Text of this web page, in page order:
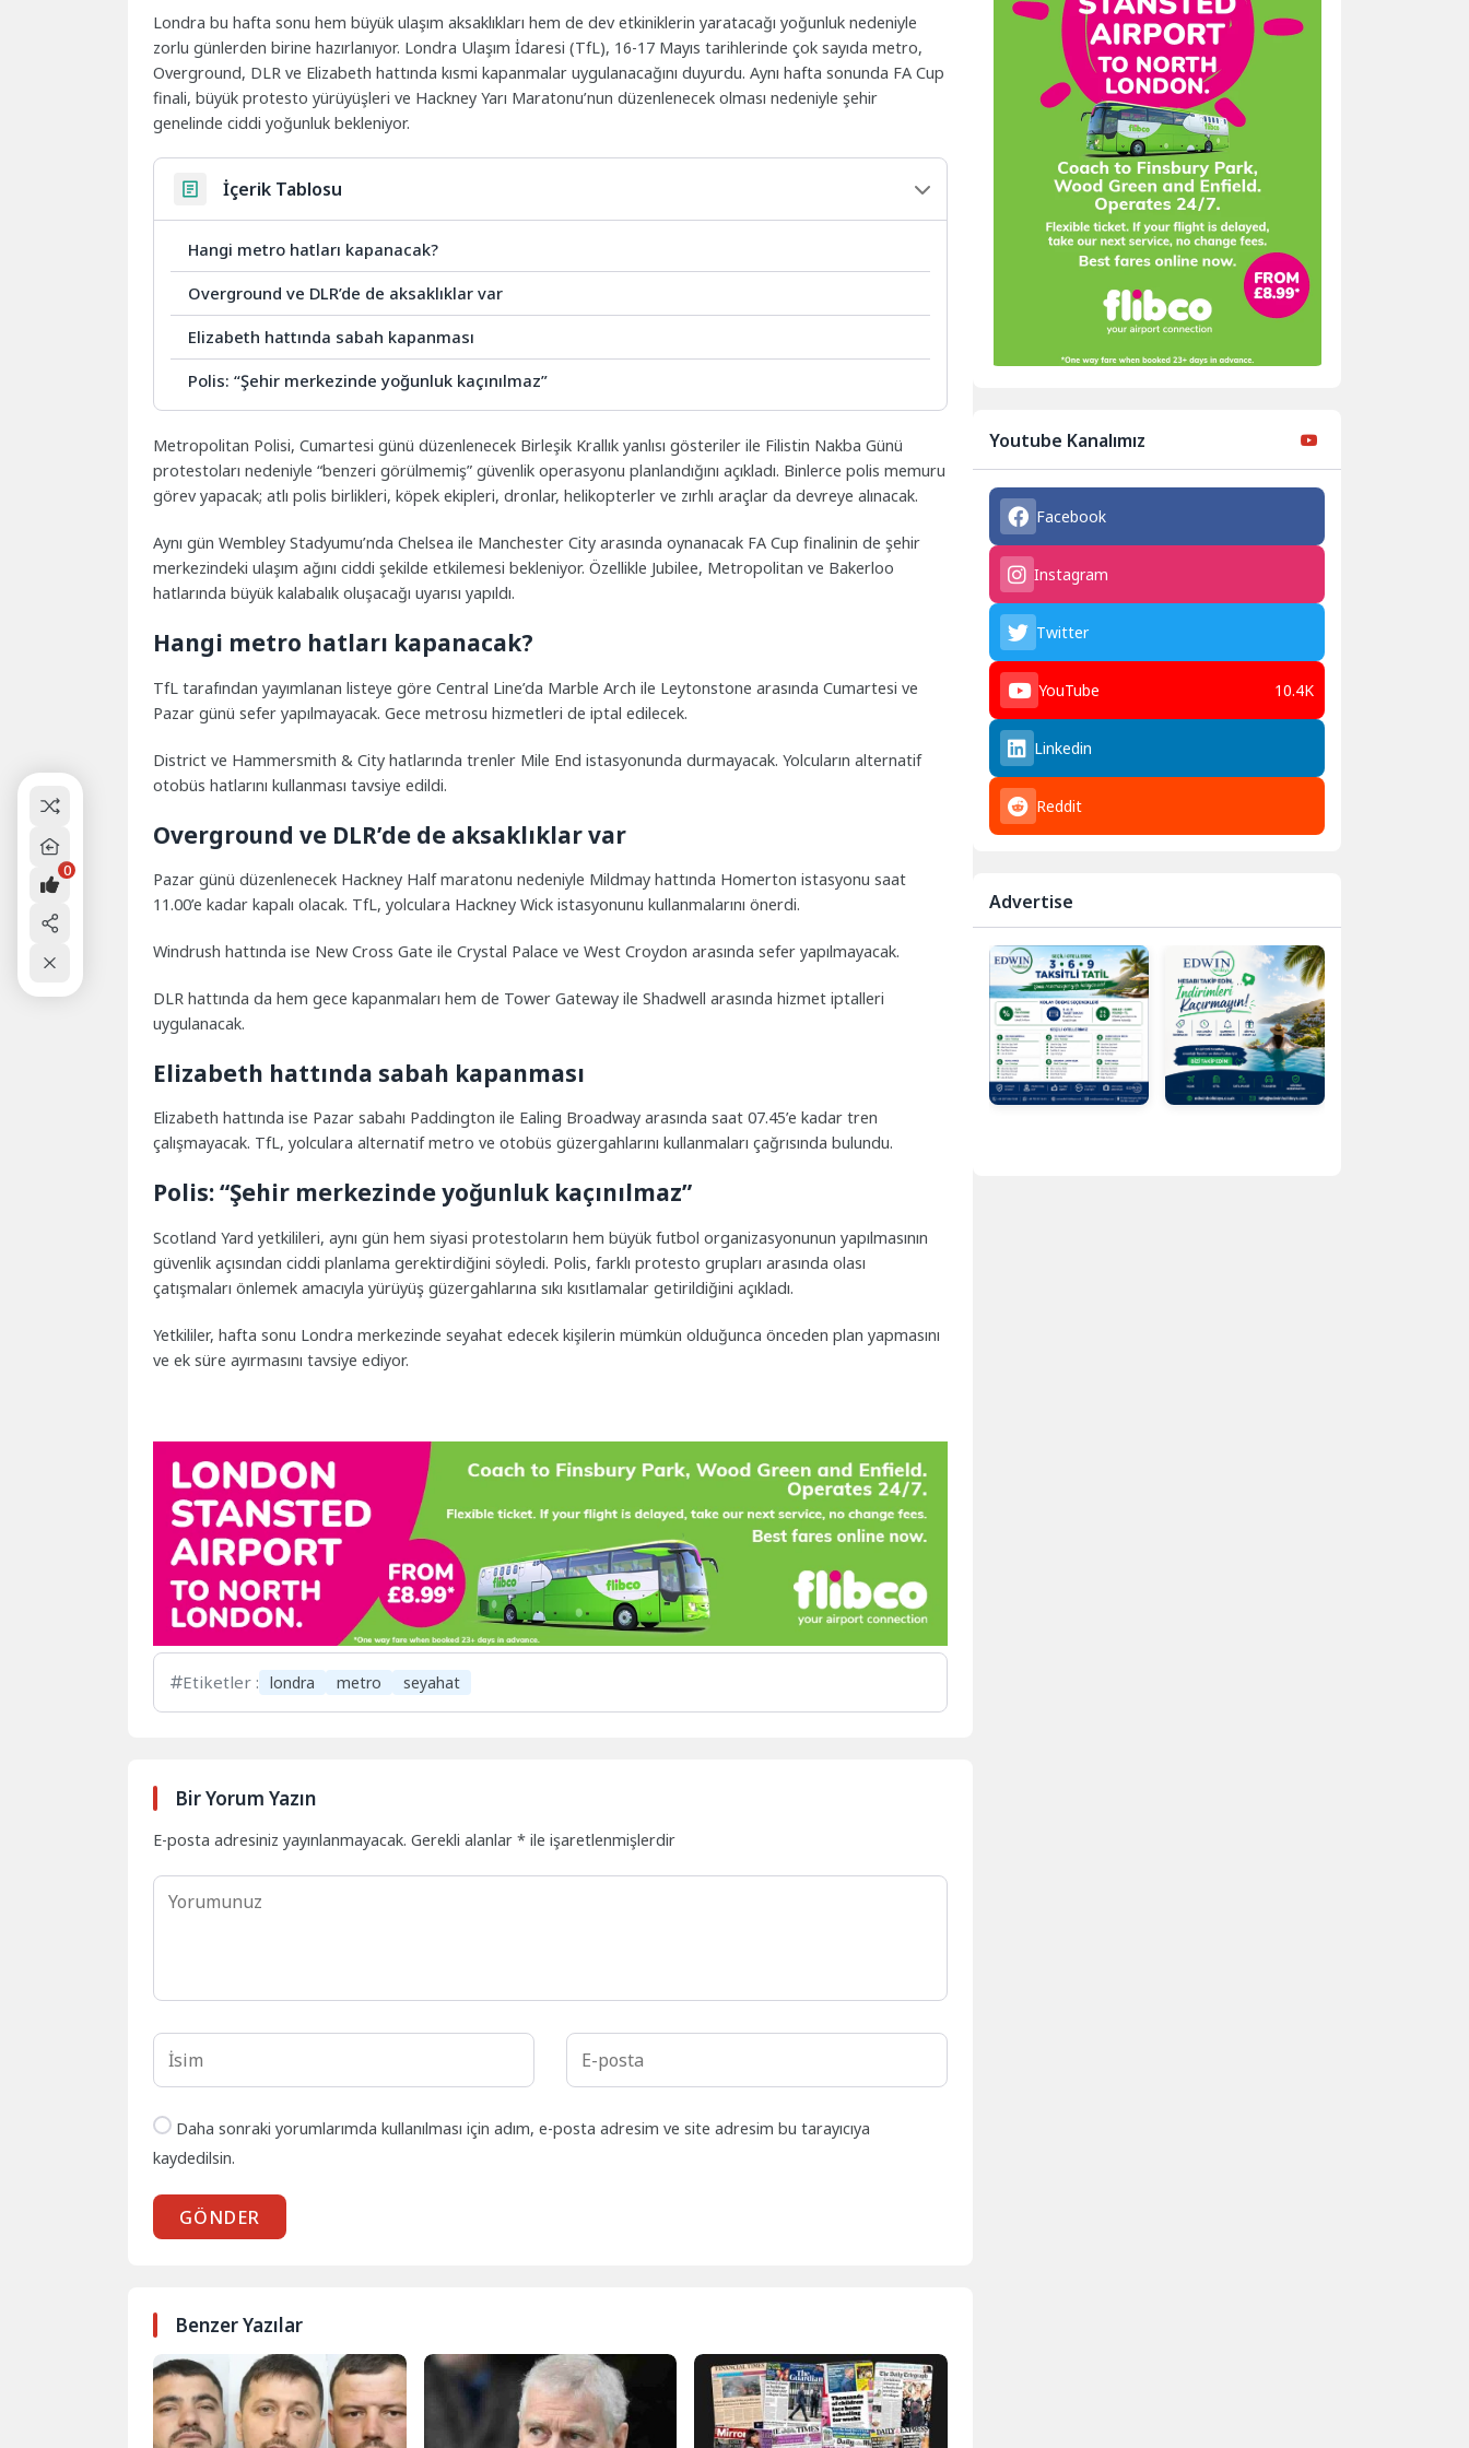
Londra bu hafta sonu hem büyük ulaşım aksaklıkları hem de dev etkiniklerin yaratacağı yoğunluk nedeniyle
zorlu günlerden birine hazırlanıyor. Londra Ulaşım İdaresi (TfL), 16-17 Mayıs tarihlerinde çok sayıda metro,
Overground, DLR ve Elizabeth hattında kısmi kapanmalar uygulanacağını duyurdu. Aynı hafta sonunda FA Cup
finali, büyük protesto yürüyüşleri ve Hackney Yarı Maratonu’nun düzenlenecek olması nedeniyle şehir
genelinde ciddi yoğunluk bekleniyor.
İçerik Tablosu
Hangi metro hatları kapanacak?
Overground ve DLR’de de aksaklıklar var
Elizabeth hattında sabah kapanması
Polis: “Şehir merkezinde yoğunluk kaçınılmaz”
Metropolitan Polisi, Cumartesi günü düzenlenecek Birleşik Krallık yanlısı gösteriler ile Filistin Nakba Günü
protestoları nedeniyle “benzeri görülmemiş” güvenlik operasyonu planlandığını açıkladı. Binlerce polis memuru
görev yapacak; atlı polis birlikleri, köpek ekipleri, dronlar, helikopterler ve zırhlı araçlar da devreye alınacak.
Aynı gün Wembley Stadyumu’nda Chelsea ile Manchester City arasında oynanacak FA Cup finalinin de şehir
merkezindeki ulaşım ağını ciddi şekilde etkilemesi bekleniyor. Özellikle Jubilee, Metropolitan ve Bakerloo
hatlarında büyük kalabalık oluşacağı uyarısı yapıldı.
Hangi metro hatları kapanacak?
TfL tarafından yayımlanan listeye göre Central Line’da Marble Arch ile Leytonstone arasında Cumartesi ve
Pazar günü sefer yapılmayacak. Gece metrosu hizmetleri de iptal edilecek.
District ve Hammersmith & City hatlarında trenler Mile End istasyonunda durmayacak. Yolcuların alternatif
otobüs hatlarını kullanması tavsiye edildi.
Overground ve DLR’de de aksaklıklar var
Pazar günü düzenlenecek Hackney Half maratonu nedeniyle Mildmay hattında Homerton istasyonu saat
11.00’e kadar kapalı olacak. TfL, yolculara Hackney Wick istasyonunu kullanmalarını önerdi.
Windrush hattında ise New Cross Gate ile Crystal Palace ve West Croydon arasında sefer yapılmayacak.
DLR hattında da hem gece kapanmaları hem de Tower Gateway ile Shadwell arasında hizmet iptalleri
uygulanacak.
Elizabeth hattında sabah kapanması
Elizabeth hattında ise Pazar sabahı Paddington ile Ealing Broadway arasında saat 07.45’e kadar tren
çalışmayacak. TfL, yolculara alternatif metro ve otobüs güzergahlarını kullanmaları çağrısında bulundu.
Polis: “Şehir merkezinde yoğunluk kaçınılmaz”
Scotland Yard yetkilileri, aynı gün hem siyasi protestoların hem büyük futbol organizasyonunun yapılmasının
güvenlik açısından ciddi planlama gerektirdiğini söyledi. Polis, farklı protesto grupları arasında olası
çatışmaları önlemek amacıyla yürüyüş güzergahlarına sıkı kısıtlamalar getirildiğini açıkladı.
Yetkililer, hafta sonu Londra merkezinde seyahat edecek kişilerin mümkün olduğunca önceden plan yapmasını
ve ek süre ayırmasını tavsiye ediyor.
Etiketler : londra metro seyahat
Bir Yorum Yazın
E-posta adresiniz yayınlanmayacak. Gerekli alanlar* ile işaretlenmişlerdir
Daha sonraki yorumlarımda kullanılması için adım, e-posta adresim ve site adresim bu tarayıcıya
kaydedilsin.
GÖNDER
Benzer Yazılar
Youtube Kanalımız
Facebook
Instagram
Twitter
YouTube 10.4K
Linkedin
Reddit
Advertise
0